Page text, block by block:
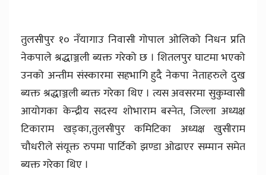
तुलसीपुर १० नँयागाउ निवासी गोपाल ओलिको निधन प्रति
नेकपाले श्रद्धाञ्जली ब्यक्त गरेको छ । शितलपुर घाटमा भएको
उनको अन्तीम संस्कारमा सहभागि हुदै नेकपा नेताहरुले दुख
ब्यक्त श्रद्धाञ्जली ब्यक्त गरेका थिए । त्यस अवसरमा सुकुम्वासी
आयोगका केन्द्रीय सदस्य शोभाराम बस्नेत, जिल्ला अध्यक्ष
टिकाराम खड्का,तुलसीपुर कमिटिका अध्यक्ष खुसीराम
चौधरीले संयूक्त रुपमा पार्टिको झण्डा ओढाएर सम्मान समेत
ब्यक्त गरेका थिए ।